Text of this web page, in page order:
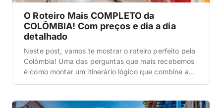
O Roteiro Mais COMPLETO da
COLÔMBIA! Com preços e dia a dia
detalhado
Neste post, vamos te mostrar o roteiro perfeito pela
Colômbia! Uma das perguntas que mais recebemos
é como montar um itinerário lógico que combine as
Medellín e a joia histórica e caribenha Cartagena